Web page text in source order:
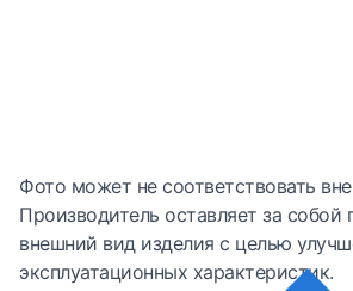
Фото может не соответствовать
Производитель оставляет за собой
внешний вид изделия с целью
эксплуатационных характеристик.